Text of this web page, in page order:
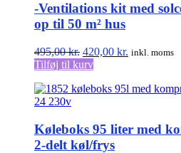
-Ventilations kit med
op til 50 m² hus
495,00kr. Den
oprindelige
var:
420,00 kr. Den
er:
inkl. moms
Tilføj til kurv
Køleboks 95 liter med
2-delt køl/frys